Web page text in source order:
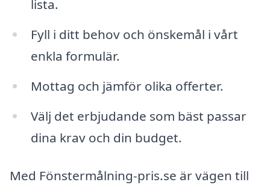
lista.
Fyll i ditt behov och önskemål i vårt
enkla formulär.
Mottag och jämför olika offerter.
Välj det erbjudande som bäst passar
dina krav och din budget.
Med Fönstermålning-pris.se är vägen till